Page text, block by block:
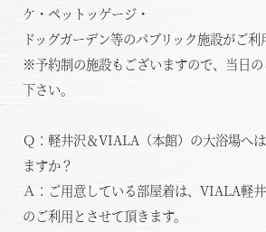
体験 & イベントガイド
お食事
garden 客室 / 料金
温泉
ケ・ペットッゲージ・
ドッグガーデン等のパブリック施設がご利
※予約制の施設もございますので、当日
下さい。
Ｑ：軽井沢＆VIALA（本館）の大浴場へ
ますか？
Ａ：ご用意している部屋着は、VIALA軽
のご利用とさせて頂きます。